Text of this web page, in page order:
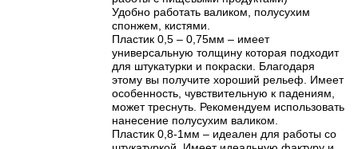
Удобно работать валиком, полусухим
спонжем, кистями.
Пластик 0,5 – 0,75мм – имеет
универсальную толщину которая подходит
для штукатурки и покраски. Благодаря
этому вы получите хороший рельеф. Имеет
особенность, чувствительную к падениям,
может треснуть. Рекомендуем использовать
нанесение полусухим валиком.
Пластик 0,8-1мм – идеален для работы со